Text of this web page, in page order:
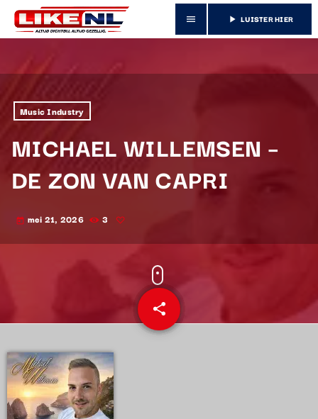
menu play_arrow LUISTER HIER
Music Industry
MICHAEL WILLEMSEN –
DE ZON VAN CAPRI
today mei 21, 2026 3
share
email